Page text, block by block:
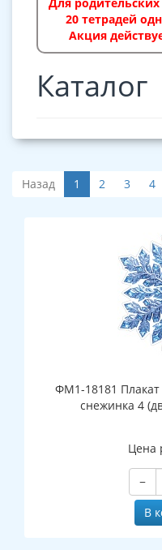
Для
20 тетрадей
Акция
Каталог
Назад 1 2 3 4
ФМ1-18181
снежинка 4
Цена
−
В